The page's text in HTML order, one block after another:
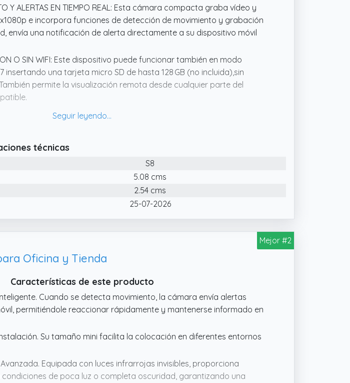
Y ALERTAS EN TIEMPO REAL: Esta cámara compacta graba vídeo y
e incorpora funciones de detección de movimiento y grabación
envía una notificación de alerta directamente a su dispositivo móvil
O SIN WIFI: Este dispositivo puede funcionar también en modo
una tarjeta micro SD de hasta 128 GB (no incluida),sin
permite la visualización remota desde cualquier parte del
CARGA Y GRABA SIMULTÁNEAMENTE Permite ver, escuchar y grabar
PARA EL HOGAR: Este cargador USB funcional incorpora una cámara
sonidos durante su funcionamiento. Su lente se encuentra
diseño frontal, sin elementos visibles que interfieran con su uso como
nuestros productos están revisados minuciosamente uno a uno, si
técnicas
S8
5.08 cms
2.54 cms
25-07-2026
Mejor #2
Oficina y Tienda
Características de este producto
Cuando se detecta movimiento, la cámara envía alertas
permitiéndole reaccionar rápidamente y mantenerse informado en
Su tamaño mini facilita la colocación en diferentes entornos
Equipada con luces infrarrojas invisibles, proporciona
de poca luz o completa oscuridad, garantizando una